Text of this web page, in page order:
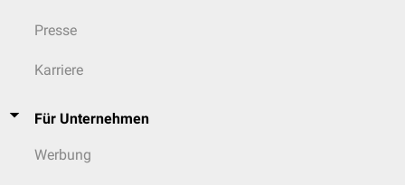
Presse
Karriere
Für Unternehmen
Werbung